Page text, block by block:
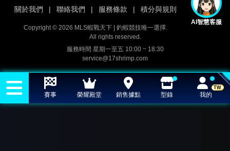
AI智慧客服
關於我們 | 聯絡我們 | 服務條款 | 積分與規則
Copyright © 2026 MLS蝦戰天下 | 釣蝦競技唯一選擇.
All rights reserved.
服務時間 星期一至五 10:00 ~ 18:30
service@17shrimp.com
賽事 榮耀殿堂 銷售據點 型錄
TW
我的